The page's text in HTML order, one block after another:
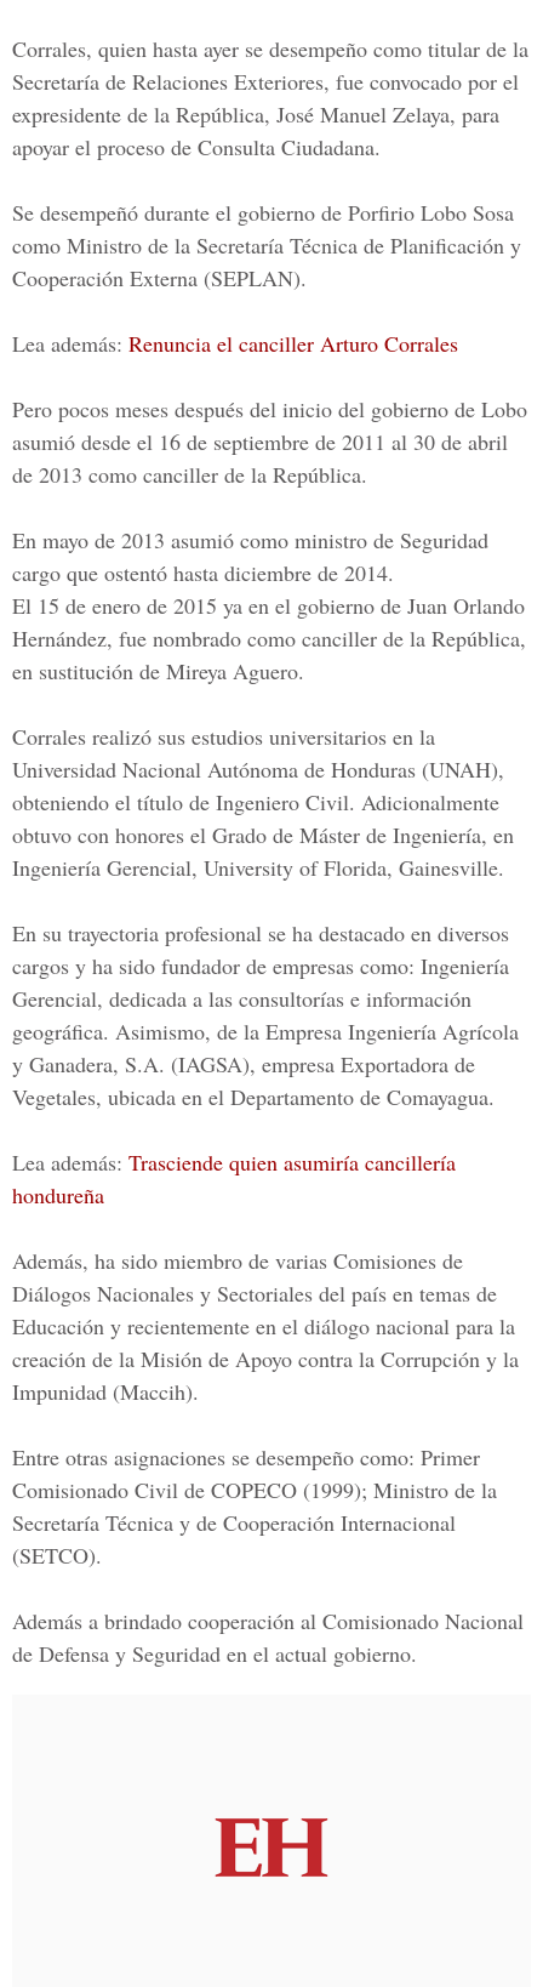
Corrales, quien hasta ayer se desempeño como titular de la
Secretaría de Relaciones Exteriores, fue convocado por el
expresidente de la República, José Manuel Zelaya, para
apoyar el proceso de Consulta Ciudadana.
Se desempeñó durante el gobierno de Porfirio Lobo Sosa
como Ministro de la Secretaría Técnica de Planificación y
Cooperación Externa (SEPLAN).
Lea además: Renuncia el canciller Arturo Corrales
Pero pocos meses después del inicio del gobierno de Lobo
asumió desde el 16 de septiembre de 2011 al 30 de abril
de 2013 como canciller de la República.
En mayo de 2013 asumió como ministro de Seguridad
cargo que ostentó hasta diciembre de 2014.
El 15 de enero de 2015 ya en el gobierno de Juan Orlando
Hernández, fue nombrado como canciller de la República,
en sustitución de Mireya Aguero.
Corrales realizó sus estudios universitarios en la
Universidad Nacional Autónoma de Honduras (UNAH),
obteniendo el título de Ingeniero Civil. Adicionalmente
obtuvo con honores el Grado de Máster de Ingeniería, en
Ingeniería Gerencial, University of Florida, Gainesville.
En su trayectoria profesional se ha destacado en diversos
cargos y ha sido fundador de empresas como: Ingeniería
Gerencial, dedicada a las consultorías e información
geográfica. Asimismo, de la Empresa Ingeniería Agrícola
y Ganadera, S.A. (IAGSA), empresa Exportadora de
Vegetales, ubicada en el Departamento de Comayagua.
Lea además: Trasciende quien asumiría cancillería
hondureña
Además, ha sido miembro de varias Comisiones de
Diálogos Nacionales y Sectoriales del país en temas de
Educación y recientemente en el diálogo nacional para la
creación de la Misión de Apoyo contra la Corrupción y la
Impunidad (Maccih).
Entre otras asignaciones se desempeño como: Primer
Comisionado Civil de COPECO (1999); Ministro de la
Secretaría Técnica y de Cooperación Internacional
(SETCO).
Además a brindado cooperación al Comisionado Nacional
de Defensa y Seguridad en el actual gobierno.